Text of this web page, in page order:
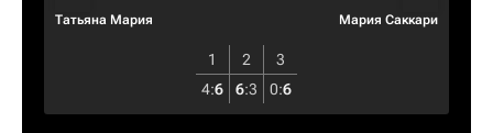
Татьяна Мария Мария Саккари
1 2
3
4:6 6:3 0:6